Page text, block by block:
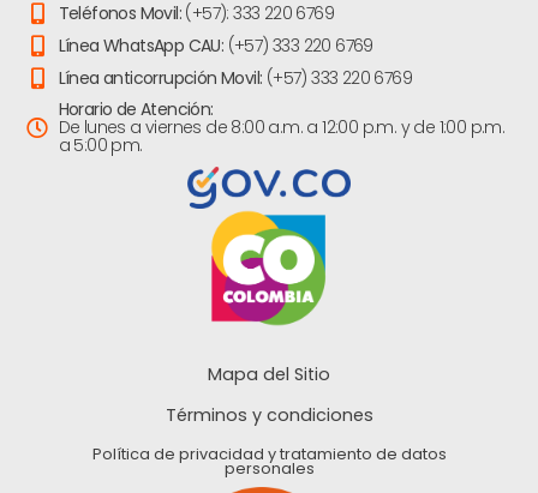
Teléfonos Movil: (+57): 333 220 6769
Línea WhatsApp CAU: (+57) 333 220 6769
Línea anticorrupción Movil: (+57) 333 220 6769
Horario de Atención:
De lunes a viernes de 8:00 a.m. a 12:00 p.m. y de 1:00 p.m.
a 5:00 pm.
Mapa del Sitio
Términos y condiciones
Política de privacidad y tratamiento de datos
personales